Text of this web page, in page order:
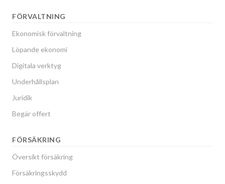
FÖRVALTNING
Ekonomisk förvaltning
Löpande ekonomi
Digitala verktyg
Underhållsplan
Juridik
Begär offert
FÖRSÄKRING
Översikt försäkring
Försäkringsskydd